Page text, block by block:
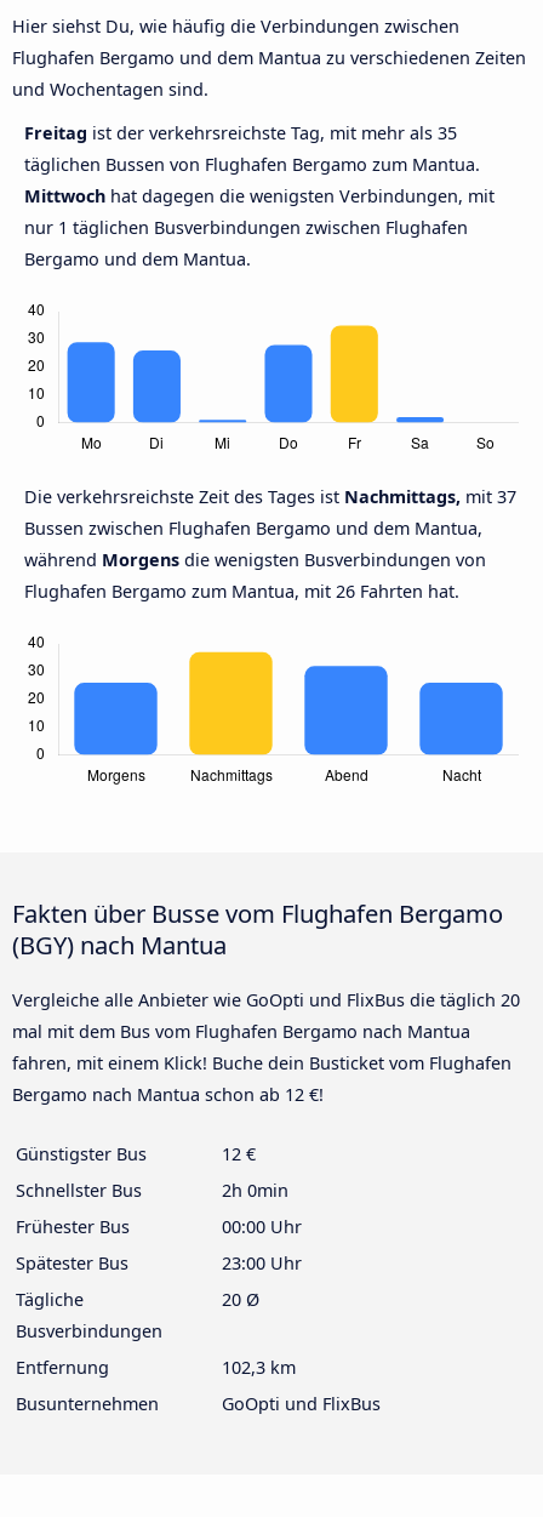
Hier siehst Du, wie häufig die Verbindungen zwischen
Flughafen Bergamo und dem Mantua zu verschiedenen Zeiten
und Wochentagen sind.
Freitag ist der verkehrsreichste Tag, mit mehr als 35
täglichen Bussen von Flughafen Bergamo zum Mantua.
Mittwoch hat dagegen die wenigsten Verbindungen, mit
nur 1 täglichen Busverbindungen zwischen Flughafen
Bergamo und dem Mantua.
Die verkehrsreichste Zeit des Tages ist Nachmittags, mit 37
Bussen zwischen Flughafen Bergamo und dem Mantua,
während Morgens die wenigsten Busverbindungen von
Flughafen Bergamo zum Mantua, mit 26 Fahrten hat.
Fakten über Busse vom Flughafen Bergamo
(BGY) nach Mantua
Vergleiche alle Anbieter wie GoOpti und FlixBus die täglich 20
mal mit dem Bus vom Flughafen Bergamo nach Mantua
fahren, mit einem Klick! Buche dein Busticket vom Flughafen
Bergamo nach Mantua schon ab 12 €!
Günstigster Bus
12 €
Schnellster Bus
2h 0min
Frühester Bus
00:00 Uhr
Spätester Bus
23:00 Uhr
Tägliche
Busverbindungen
20 Ø
Entfernung
102,3 km
Busunternehmen
GoOpti und FlixBus